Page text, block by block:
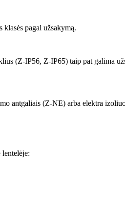
pagal užsakymą.
(Z-IP56, Z-IP65) taip pat galima
antgaliais (Z-NE) arba elektra